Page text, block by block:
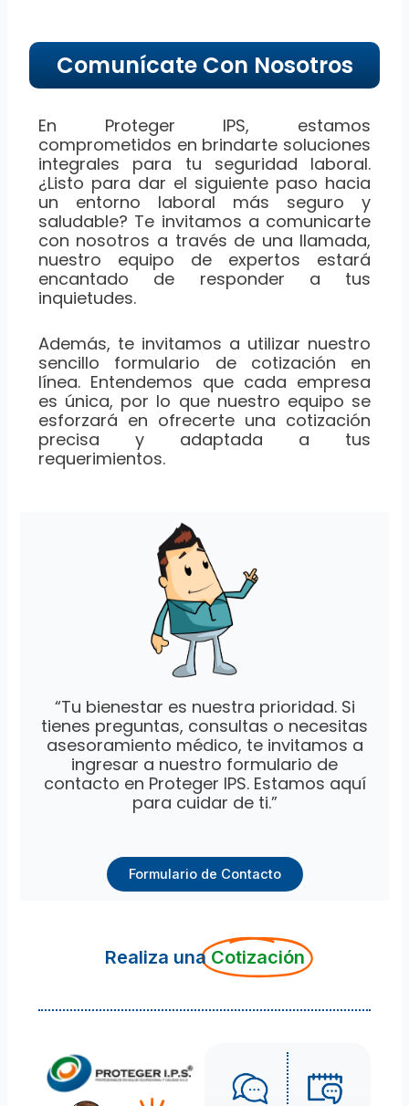
Comunícate Con Nosotros
En Proteger IPS, estamos
comprometidos en brindarte soluciones
integrales para tu seguridad laboral.
¿Listo para dar el siguiente paso hacia
un entorno laboral más seguro y
saludable? Te invitamos a comunicarte
con nosotros a través de una llamada,
nuestro equipo de expertos estará
encantado de responder a tus
inquietudes.
Además, te invitamos a utilizar nuestro
sencillo formulario de cotización en
línea. Entendemos que cada empresa
es única, por lo que nuestro equipo se
esforzará en ofrecerte una cotización
precisa y adaptada a tus
requerimientos.
“Tu bienestar es nuestra prioridad. Si
tienes preguntas, consultas o necesitas
asesoramiento médico, te invitamos a
ingresar a nuestro formulario de
contacto en Proteger IPS. Estamos aquí
para cuidar de ti.”
Formulario de Contacto
Realiza una Cotización